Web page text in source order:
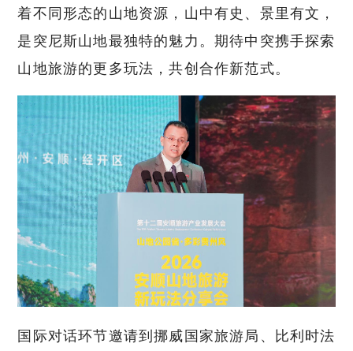
着不同形态的山地资源，山中有史、景里有文，
是突尼斯山地最独特的魅力。期待中突携手探索
山地旅游的更多玩法，共创合作新范式。
国际对话环节邀请到挪威国家旅游局、比利时法